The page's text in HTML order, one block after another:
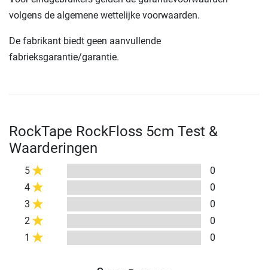
volgens de algemene wettelijke voorwaarden.
De fabrikant biedt geen aanvullende
fabrieksgarantie/garantie.
RockTape RockFloss 5cm Test &
Waarderingen
5
0
4
0
3
0
2
0
1
0